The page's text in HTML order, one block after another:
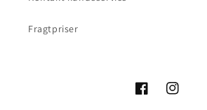
Fragtpriser
FacebookInstagram